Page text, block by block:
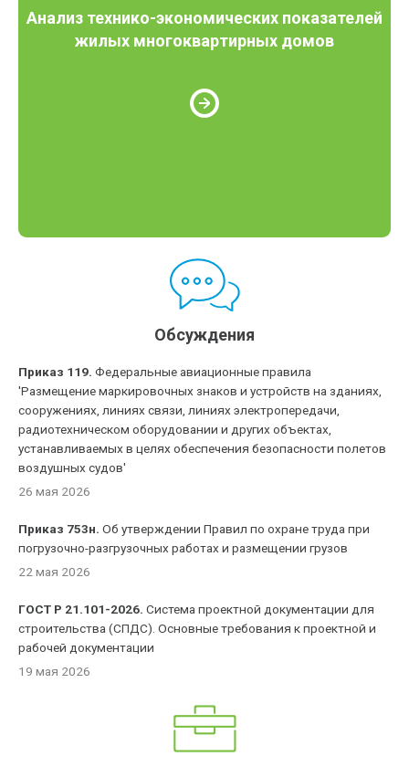
Анализ технико-экономических показателей
жилых многоквартирных домов
Обсуждения
Приказ 119. Федеральные авиационные правила
'Размещение маркировочных знаков и устройств на зданиях,
сооружениях, линиях связи, линиях электропередачи,
радиотехническом оборудовании и других объектах,
устанавливаемых в целях обеспечения безопасности полетов
воздушных судов'
26 мая 2026
Приказ 753н. Об утверждении Правил по охране труда при
погрузочно-разгрузочных работах и размещении грузов
22 мая 2026
ГОСТ Р 21.101-2026. Система проектной документации для
строительства (СПДС). Основные требования к проектной и
рабочей документации
19 мая 2026